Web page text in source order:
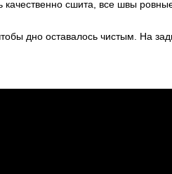
качественно сшита, все швы
дно оставалось чистым. На